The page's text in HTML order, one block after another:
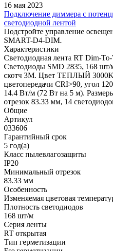
16 мая 2023
Подключение диммера с
светодиодной лентой
Подстройте управление
SMART-D4-DIM.
Характеристики
Светодиодная лента RT Dim-
Светодиоды SMD 2835, 168
скотч 3M. Цвет ТЕПЛЫЙ
цветопередачи CRI>90, угол
14.4 Вт/м (72 Вт на 5 м).
отрезок 83.33 мм, 14
Общие
Артикул
033606
Гарантийный срок
5 год(а)
Класс пылевлагозащиты
IP20
Минимальный отрезок
83.33 мм
Особенность
Изменяемая цветовая
Плотность светодиодов
168 шт/м
Серия ленты
RT открытая
Тип герметизации